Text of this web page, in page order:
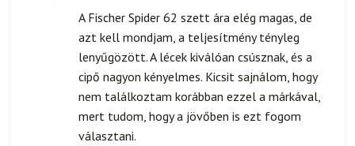
4 / 5
A Fischer Spider 62 szett ára elég magas, de
azt kell mondjam, a teljesítmény tényleg
lenyűgözött. A lécek kiválóan csúsznak, és a
cipő nagyon kényelmes. Kicsit sajnálom, hogy
nem találkoztam korábban ezzel a márkával,
mert tudom, hogy a jövőben is ezt fogom
választani.